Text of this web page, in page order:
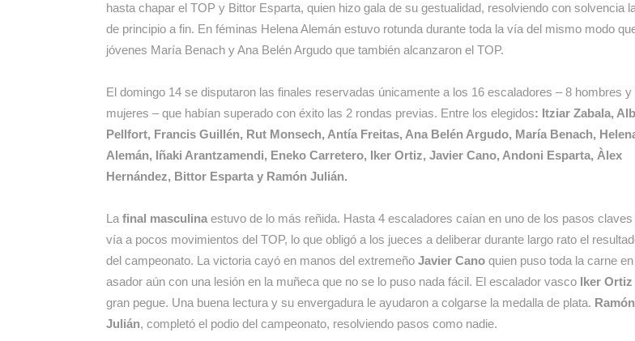
hasta chapar el TOP y Bittor Esparta, quien hizo gala de su gestualidad, resolviendo con solvencia
de principio a fin. En féminas Helena Alemán estuvo rotunda durante toda la vía del mismo modo
jóvenes María Benach y Ana Belén Argudo que también alcanzaron el TOP.
El domingo 14 se disputaron las finales reservadas únicamente a los 16 escaladores – 8 hombres y
mujeres – que habían superado con éxito las 2 rondas previas. Entre los elegidos: Itziar Zabala,
Pellfort, Francis Guillén, Rut Monsech, Antía Freitas, Ana Belén Argudo, María Benach,
Alemán, Iñaki Arantzamendi, Eneko Carretero, Iker Ortiz, Javier Cano, Andoni Esparta, Àlex
Hernández, Bittor Esparta y Ramón Julián.
La final masculina estuvo de lo más reñida. Hasta 4 escaladores caían en uno de los pasos claves
vía a pocos movimientos del TOP, lo que obligó a los jueces a deliberar durante largo rato el
del campeonato. La victoria cayó en manos del extremeño Javier Cano quien puso toda la carne
asador aún con una lesión en la muñeca que no se lo puso nada fácil. El escalador vasco Iker Ortiz
gran pegue. Una buena lectura y su envergadura le ayudaron a colgarse la medalla de plata. Ramón
Julián, completó el podio del campeonato, resolviendo pasos como nadie.